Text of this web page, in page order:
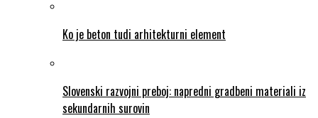
Ko je beton tudi arhitekturni element
Slovenski razvojni preboj: napredni gradbeni materiali iz
sekundarnih surovin